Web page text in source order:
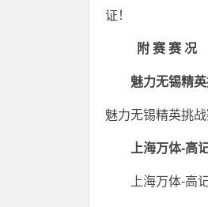
证！
附 赛 赛 况
魅力无锡精
魅力无锡精英挑
上海万体-高
上海万体-高